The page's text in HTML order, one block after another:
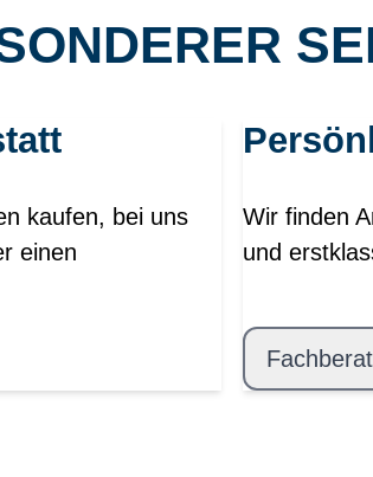
kaufen, bei uns
einen
Wir finden
und